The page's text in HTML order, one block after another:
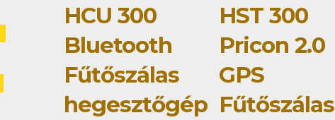
HCU 300
Bluetooth
Fűtőszálas
hegesztőgép
HST 300
Pricon 2.0
GPS
Fűtőszálas